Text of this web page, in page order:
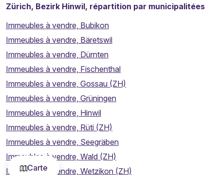
Zürich, Bezirk Hinwil, répartition par municipalitées
Immeubles à vendre, Bubikon
Immeubles à vendre, Bäretswil
Immeubles à vendre, Dürnten
Immeubles à vendre, Fischenthal
Immeubles à vendre, Gossau (ZH)
Immeubles à vendre, Grüningen
Immeubles à vendre, Hinwil
Immeubles à vendre, Rüti (ZH)
Immeubles à vendre, Seegräben
Immeubles à vendre, Wald (ZH)
Immeubles à vendre, Wetzikon (ZH)
Carte